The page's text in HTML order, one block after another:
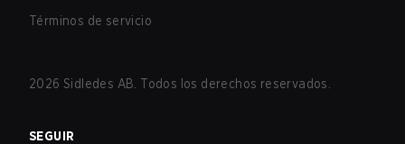
Términos de servicio
2026 Sidledes AB. Todos los derechos reservados.
SEGUIR